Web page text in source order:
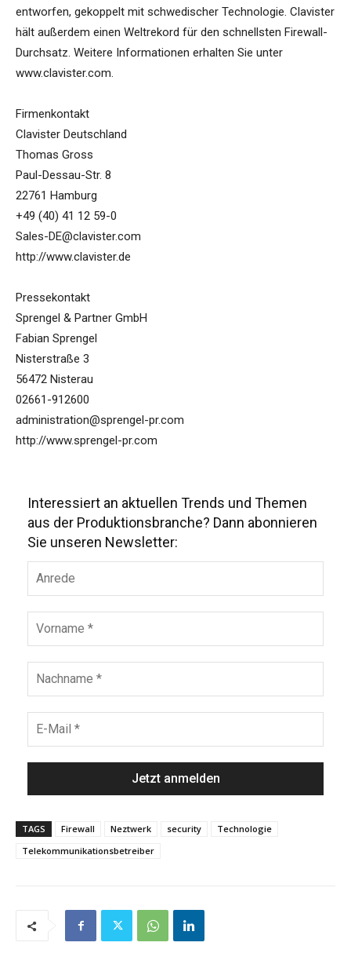
entworfen, gekoppelt mit schwedischer Technologie. Clavister
hält außerdem einen Weltrekord für den schnellsten Firewall-
Durchsatz. Weitere Informationen erhalten Sie unter
www.clavister.com.
Firmenkontakt
Clavister Deutschland
Thomas Gross
Paul-Dessau-Str. 8
22761 Hamburg
+49 (40) 41 12 59-0
Sales-DE@clavister.com
http://www.clavister.de
Pressekontakt
Sprengel & Partner GmbH
Fabian Sprengel
Nisterstraße 3
56472 Nisterau
02661-912600
administration@sprengel-pr.com
http://www.sprengel-pr.com
Interessiert an aktuellen Trends und Themen
aus der Produktionsbranche? Dann abonnieren
Sie unseren Newsletter:
TAGS Firewall Neztwerk security
Technologie
Telekommunikationsbetreiber